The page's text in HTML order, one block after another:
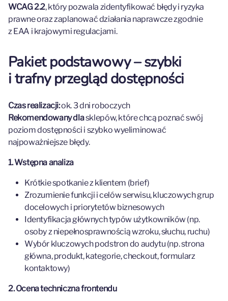
WCAG 2.2, który pozwala zidentyfikować błędy i ryzyka
prawne oraz zaplanować działania naprawcze zgodnie
z EAA i krajowymi regulacjami.
Pakiet podstawowy – szybki
i trafny przegląd dostępności
Czas realizacji:ok. 3 dni roboczych
Rekomendowany dlasklepów, które chcą poznać swój
poziom dostępności i szybko wyeliminować
najpoważniejsze błędy.
1. Wstępna analiza
Krótkie spotkanie z klientem (brief)
Zrozumienie funkcji i celów serwisu, kluczowych grup
docelowych i priorytetów biznesowych
Identyfikacja głównych typów użytkowników (np.
osoby z niepełnosprawnością wzroku, słuchu, ruchu)
Wybór kluczowych podstron do audytu (np. strona
główna, produkt, kategorie, checkout, formularz
kontaktowy)
2. Ocena techniczna frontendu